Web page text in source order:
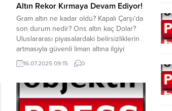
Altın Rekor Kırmaya Devam Ediyor!
Gram altın ne kadar oldu? Kapalı Çarşı’da
son durum nedir? Ons altın kaç Dolar?
Uluslararası piyasalardaki belirsizliklerin
artmasıyla güvenli liman altına ilgiyi
arttırıyor. Yatırımcılar güvenli limana
dönüş yapıyor. Gram altın yükselişini
itibariyle 4.320 TL’den işlem görüyor.
Ons altın ise 3.341 Dolar. Kapalı Çarşı’da
16.07.2025 09:15 0